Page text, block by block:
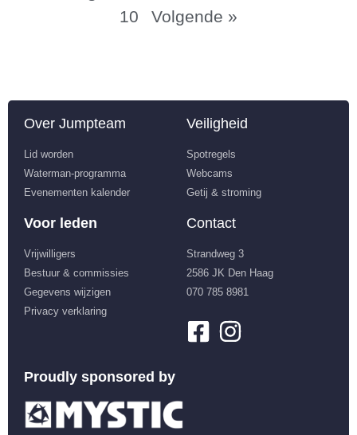
10
Volgende »
Over Jumpteam
Lid worden
Waterman-programma
Evenementen kalender
Veiligheid
Spotregels
Webcams
Getij & stroming
Voor leden
Vrijwilligers
Bestuur & commissies
Gegevens wijzigen
Privacy verklaring
Contact
Strandweg 3
2586 JK Den Haag
070 785 8981
Proudly sponsored by